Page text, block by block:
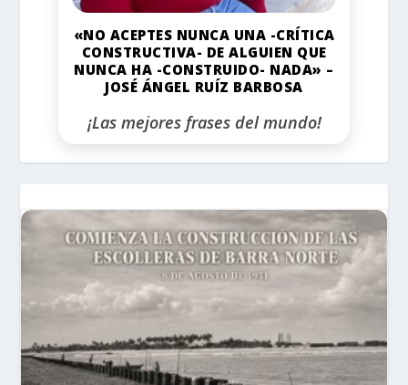
«NO ACEPTES NUNCA UNA -CRÍTICA
CONSTRUCTIVA- DE ALGUIEN QUE
NUNCA HA -CONSTRUIDO- NADA» –
JOSÉ ÁNGEL RUÍZ BARBOSA
¡Las mejores frases del mundo!